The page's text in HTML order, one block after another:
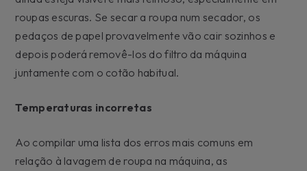
roupas escuras. Se secar a roupa num secador, os
pedaços de papel provavelmente vão cair sozinhos e
depois poderá removê-los do filtro da máquina
juntamente com o cotão habitual.
Temperaturas incorretas
Ao compilar uma lista dos erros mais comuns em
relação à lavagem de roupa na máquina, as